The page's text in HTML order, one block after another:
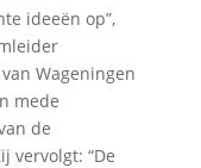
ideeën op”,
Wageningen
mede
de
vervolgt: “De